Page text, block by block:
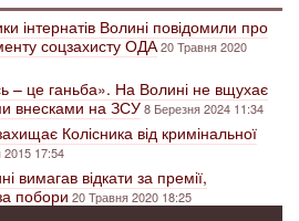
інтернатів Волині повідомили про
соцзахисту ОДА20 Травня 2020
– це ганьба». На Волині не вщухає
внесками на ЗСУ8 Березня 2024 11:34
Колісника від кримінальної
2015 17:54
вимагав відкати за премії,
побори20 Травня 2020 18:25